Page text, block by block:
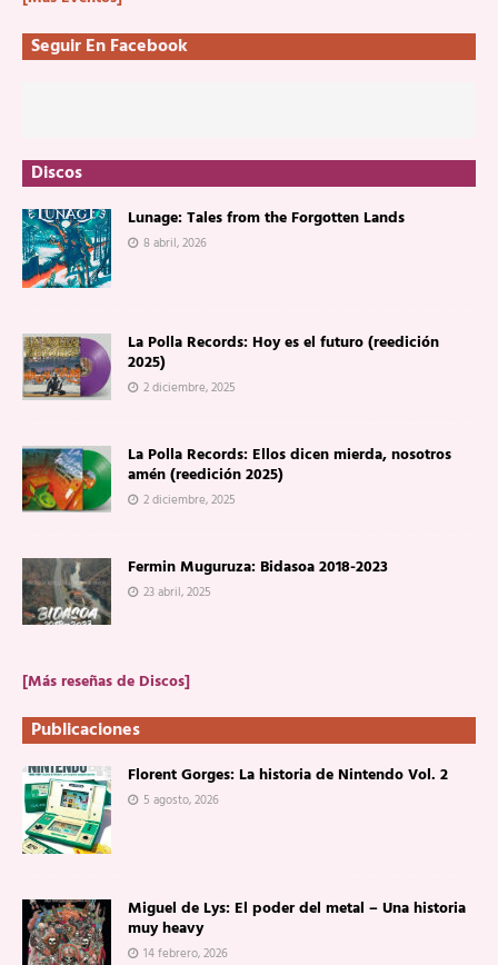
Seguir En Facebook
Discos
Lunage: Tales from the Forgotten Lands
8 abril, 2026
La Polla Records: Hoy es el futuro (reedición
2025)
2 diciembre, 2025
La Polla Records: Ellos dicen mierda, nosotros
amén (reedición 2025)
2 diciembre, 2025
Fermin Muguruza: Bidasoa 2018-2023
23 abril, 2025
[Más reseñas de Discos]
Publicaciones
Florent Gorges: La historia de Nintendo Vol. 2
5 agosto, 2026
Miguel de Lys: El poder del metal – Una historia
muy heavy
14 febrero, 2026